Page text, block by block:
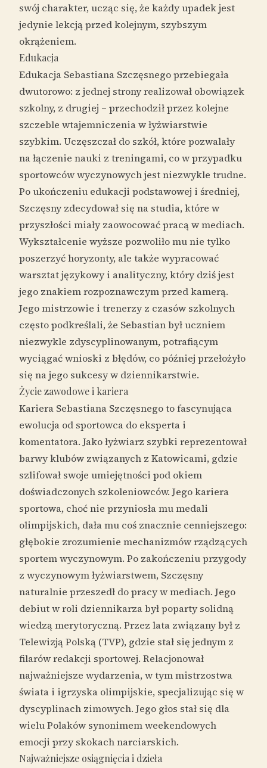
swój charakter, ucząc się, że każdy upadek jest
jedynie lekcją przed kolejnym, szybszym
okrążeniem.
Edukacja
Edukacja Sebastiana Szczęsnego przebiegała
dwutorowo: z jednej strony realizował obowiązek
szkolny, z drugiej – przechodził przez kolejne
szczeble wtajemniczenia w łyżwiarstwie
szybkim. Uczęszczał do szkół, które pozwalały
na łączenie nauki z treningami, co w przypadku
sportowców wyczynowych jest niezwykle trudne.
Po ukończeniu edukacji podstawowej i średniej,
Szczęsny zdecydował się na studia, które w
przyszłości miały zaowocować pracą w mediach.
Wykształcenie wyższe pozwoliło mu nie tylko
poszerzyć horyzonty, ale także wypracować
warsztat językowy i analityczny, który dziś jest
jego znakiem rozpoznawczym przed kamerą.
Jego mistrzowie i trenerzy z czasów szkolnych
często podkreślali, że Sebastian był uczniem
niezwykle zdyscyplinowanym, potrafiącym
wyciągać wnioski z błędów, co później przełożyło
się na jego sukcesy w dziennikarstwie.
Życie zawodowe i kariera
Kariera Sebastiana Szczęsnego to fascynująca
ewolucja od sportowca do eksperta i
komentatora. Jako łyżwiarz szybki reprezentował
barwy klubów związanych z Katowicami, gdzie
szlifował swoje umiejętności pod okiem
doświadczonych szkoleniowców. Jego kariera
sportowa, choć nie przyniosła mu medali
olimpijskich, dała mu coś znacznie cenniejszego:
głębokie zrozumienie mechanizmów rządzących
sportem wyczynowym. Po zakończeniu przygody
z wyczynowym łyżwiarstwem, Szczęsny
naturalnie przeszedł do pracy w mediach. Jego
debiut w roli dziennikarza był poparty solidną
wiedzą merytoryczną. Przez lata związany był z
Telewizją Polską (TVP), gdzie stał się jednym z
filarów redakcji sportowej. Relacjonował
najważniejsze wydarzenia, w tym mistrzostwa
świata i igrzyska olimpijskie, specjalizując się w
dyscyplinach zimowych. Jego głos stał się dla
wielu Polaków synonimem weekendowych
emocji przy skokach narciarskich.
Najważniejsze osiągnięcia i dzieła